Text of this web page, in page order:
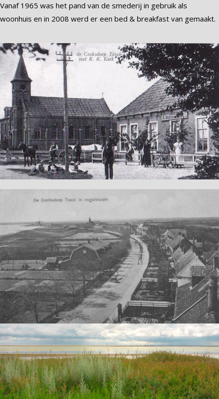
Vanaf 1965 was het pand van de smederij in gebruik als
woonhuis en in 2008 werd er een bed & breakfast van gemaakt.